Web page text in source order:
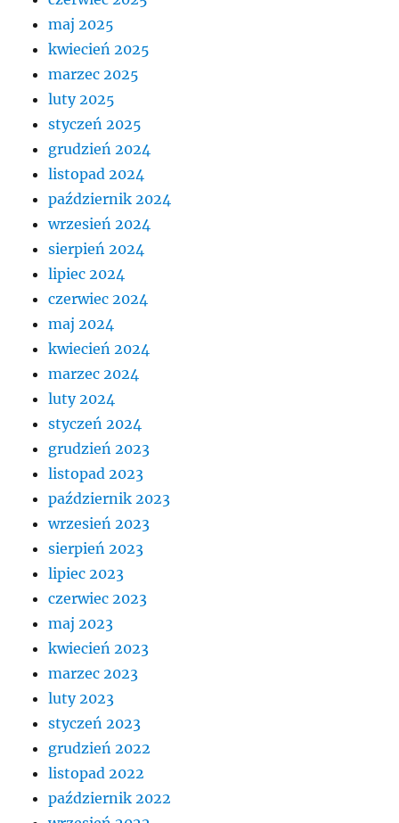
maj 2025
kwiecień 2025
marzec 2025
luty 2025
styczeń 2025
grudzień 2024
listopad 2024
październik 2024
wrzesień 2024
sierpień 2024
lipiec 2024
czerwiec 2024
maj 2024
kwiecień 2024
marzec 2024
luty 2024
styczeń 2024
grudzień 2023
listopad 2023
październik 2023
wrzesień 2023
sierpień 2023
lipiec 2023
czerwiec 2023
maj 2023
kwiecień 2023
marzec 2023
luty 2023
styczeń 2023
grudzień 2022
listopad 2022
październik 2022